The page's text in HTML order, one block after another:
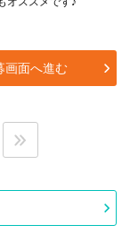
画面へ進む